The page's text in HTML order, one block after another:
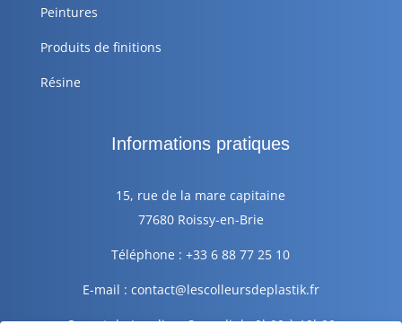
Peintures
Produits de finitions
Résine
Informations pratiques
15, rue de la mare capitaine
77680 Roissy-en-Brie
Téléphone : +33 6 88 77 25 10
E-mail : contact@lescolleursdeplastik.fr